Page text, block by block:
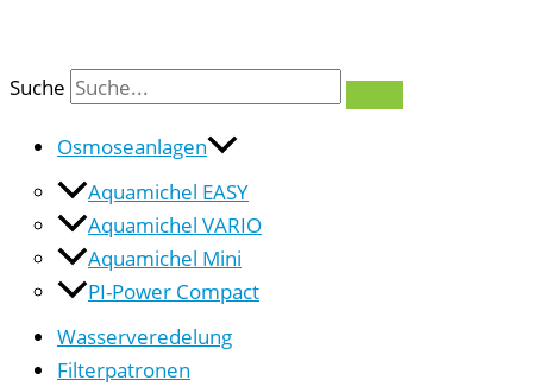
Suche
Osmoseanlagen
Aquamichel EASY
Aquamichel VARIO
Aquamichel Mini
PI-Power Compact
Wasserveredelung
Filterpatronen